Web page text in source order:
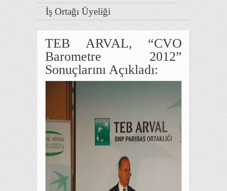
İş Ortağı Üyeliği
TEB ARVAL, “CVO
Barometre 2012”
Sonuçlarını Açıkladı: